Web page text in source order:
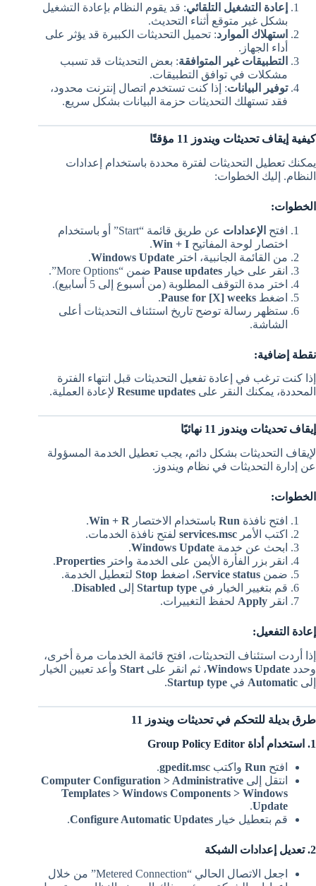
إعادة التشغيل التلقائي: قد يقوم النظام بإعادة التشغيل
بشكل غير متوقع أثناء التحديث.
استهلاك الموارد: تحميل التحديثات الكبيرة قد يؤثر على
أداء الجهاز.
التطبيقات غير المتوافقة: بعض التحديثات قد تسبب
مشكلات في توافق التطبيقات.
توفير البيانات: إذا كنت تستخدم اتصال إنترنت محدود،
فقد تستهلك التحديثات حزمة البيانات بشكل سريع.
كيفية إيقاف تحديثات ويندوز 11 مؤقتًا
يمكنك تعطيل التحديثات لفترة محددة باستخدام إعدادات
النظام. إليك الخطوات:
الخطوات:
افتح الإعدادات
عن طريق قائمة “Start” أو باستخدام
اختصار لوحة المفاتيح Win + I
.
من القائمة الجانبية، اختر Windows Update
.
انقر على خيار Pause updates ضمن “More Options”.
اختر مدة التوقف المطلوبة (من أسبوع إلى 5 أسابيع).
اضغط Pause for [X] weeks
.
ستظهر رسالة توضح تاريخ استئناف التحديثات أعلى
الشاشة.
نقطة إضافية:
إذا كنت ترغب في إعادة تفعيل التحديثات قبل انتهاء الفترة
المحددة، يمكنك النقر على Resume updates لإعادة العملية.
إيقاف تحديثات ويندوز 11 نهائيًا
لإيقاف التحديثات بشكل دائم، يجب تعطيل الخدمة المسؤولة
عن إدارة التحديثات في نظام ويندوز.
الخطوات:
افتح نافذة Run باستخدام الاختصار Win + R
.
اكتب الأمر services.msc لفتح نافذة الخدمات.
ابحث عن خدمة Windows Update
.
انقر بزر الفأرة الأيمن على الخدمة واختر Properties
.
ضمن Service status، اضغط Stop لتعطيل الخدمة.
قم بتغيير الخيار في Startup type إلى Disabled
.
انقر Apply لحفظ التغييرات.
إعادة التفعيل:
إذا أردت استئناف التحديثات، افتح قائمة الخدمات مرة أخرى،
وحدد Windows Update، ثم انقر على Start وأعد تعيين الخيار
إلى Automatic في Startup type
.
طرق بديلة للتحكم في تحديثات ويندوز 11
1. استخدام أداة Group Policy Editor
افتح Run واكتب gpedit.msc
.
انتقل إلى Computer Configuration > Administrative
Templates > Windows Components > Windows
Update
.
قم بتعطيل خيار Configure Automatic Updates
.
2. تعديل إعدادات الشبكة
اجعل الاتصال الحالي “Metered Connection” من خلال